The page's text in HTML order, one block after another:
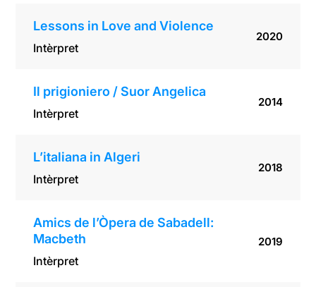
Lessons in Love and Violence
Intèrpret
2020
Il prigioniero / Suor Angelica
Intèrpret
2014
L’italiana in Algeri
Intèrpret
2018
Amics de l’Òpera de Sabadell:
Macbeth
Intèrpret
2019